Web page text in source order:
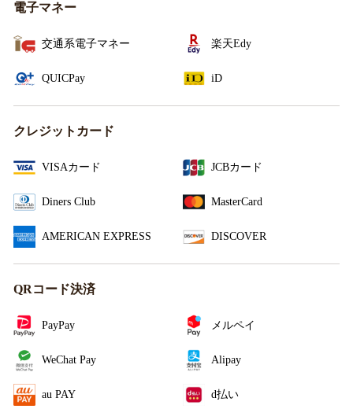
電子マネー
交通系電子マネー 楽天Edy
QUICPay iD
クレジットカード
VISAカード JCBカード
Diners Club MasterCard
AMERICAN EXPRESS DISCOVER
QRコード決済
PayPay メルペイ
WeChat Pay Alipay
au PAY d払い